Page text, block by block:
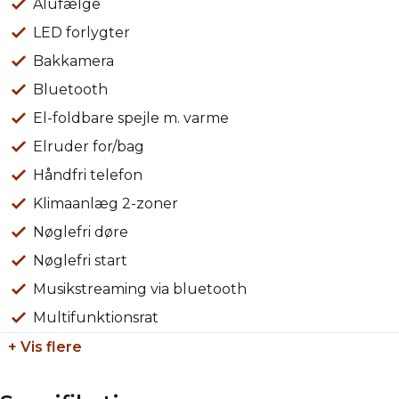
og alder.
Øvrigt:
Åbningstider: Alle hverdage kl. 09.00 – 17.00 & søndag
Der tages forbehold for tastefejl
Alufælge
LED forlygter
Bakkamera
Bluetooth
El-foldbare spejle m. varme
Elruder for/bag
Håndfri telefon
Klimaanlæg 2-zoner
Nøglefri døre
Nøglefri start
Musikstreaming via bluetooth
Multifunktionsrat
+ Vis flere